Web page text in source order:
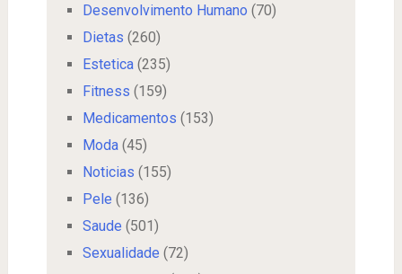
Desenvolvimento Humano (70)
Dietas (260)
Estetica(235)
Fitness (159)
Medicamentos (153)
Moda(45)
Noticias (155)
Pele (136)
Saude (501)
Sexualidade (72)